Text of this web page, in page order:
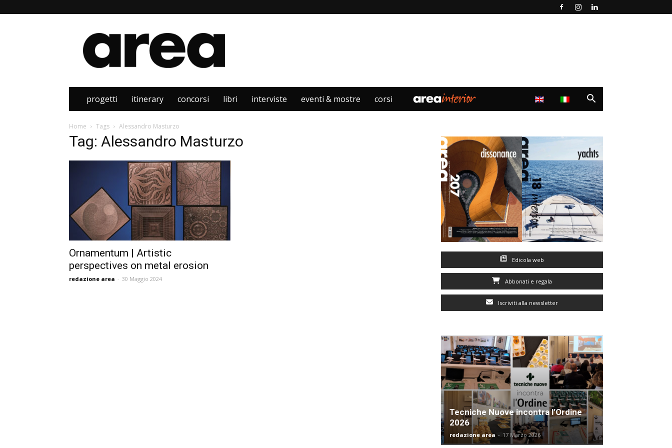
Area
progetti itinerary concorsi libri interviste eventi & mostre corsi
Home Tags Alessandro Masturzo
Tag: Alessandro Masturzo
Ornamentum | Artistic
perspectives on metal erosion
redazione area - 30 Maggio 2024
Edicola web
Abbonati e regala
Iscriviti alla newsletter
Tecniche Nuove incontra l’Ordine
2026
redazione area - 17 Marzo 2026